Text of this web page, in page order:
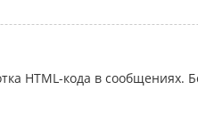
HTML-кода в